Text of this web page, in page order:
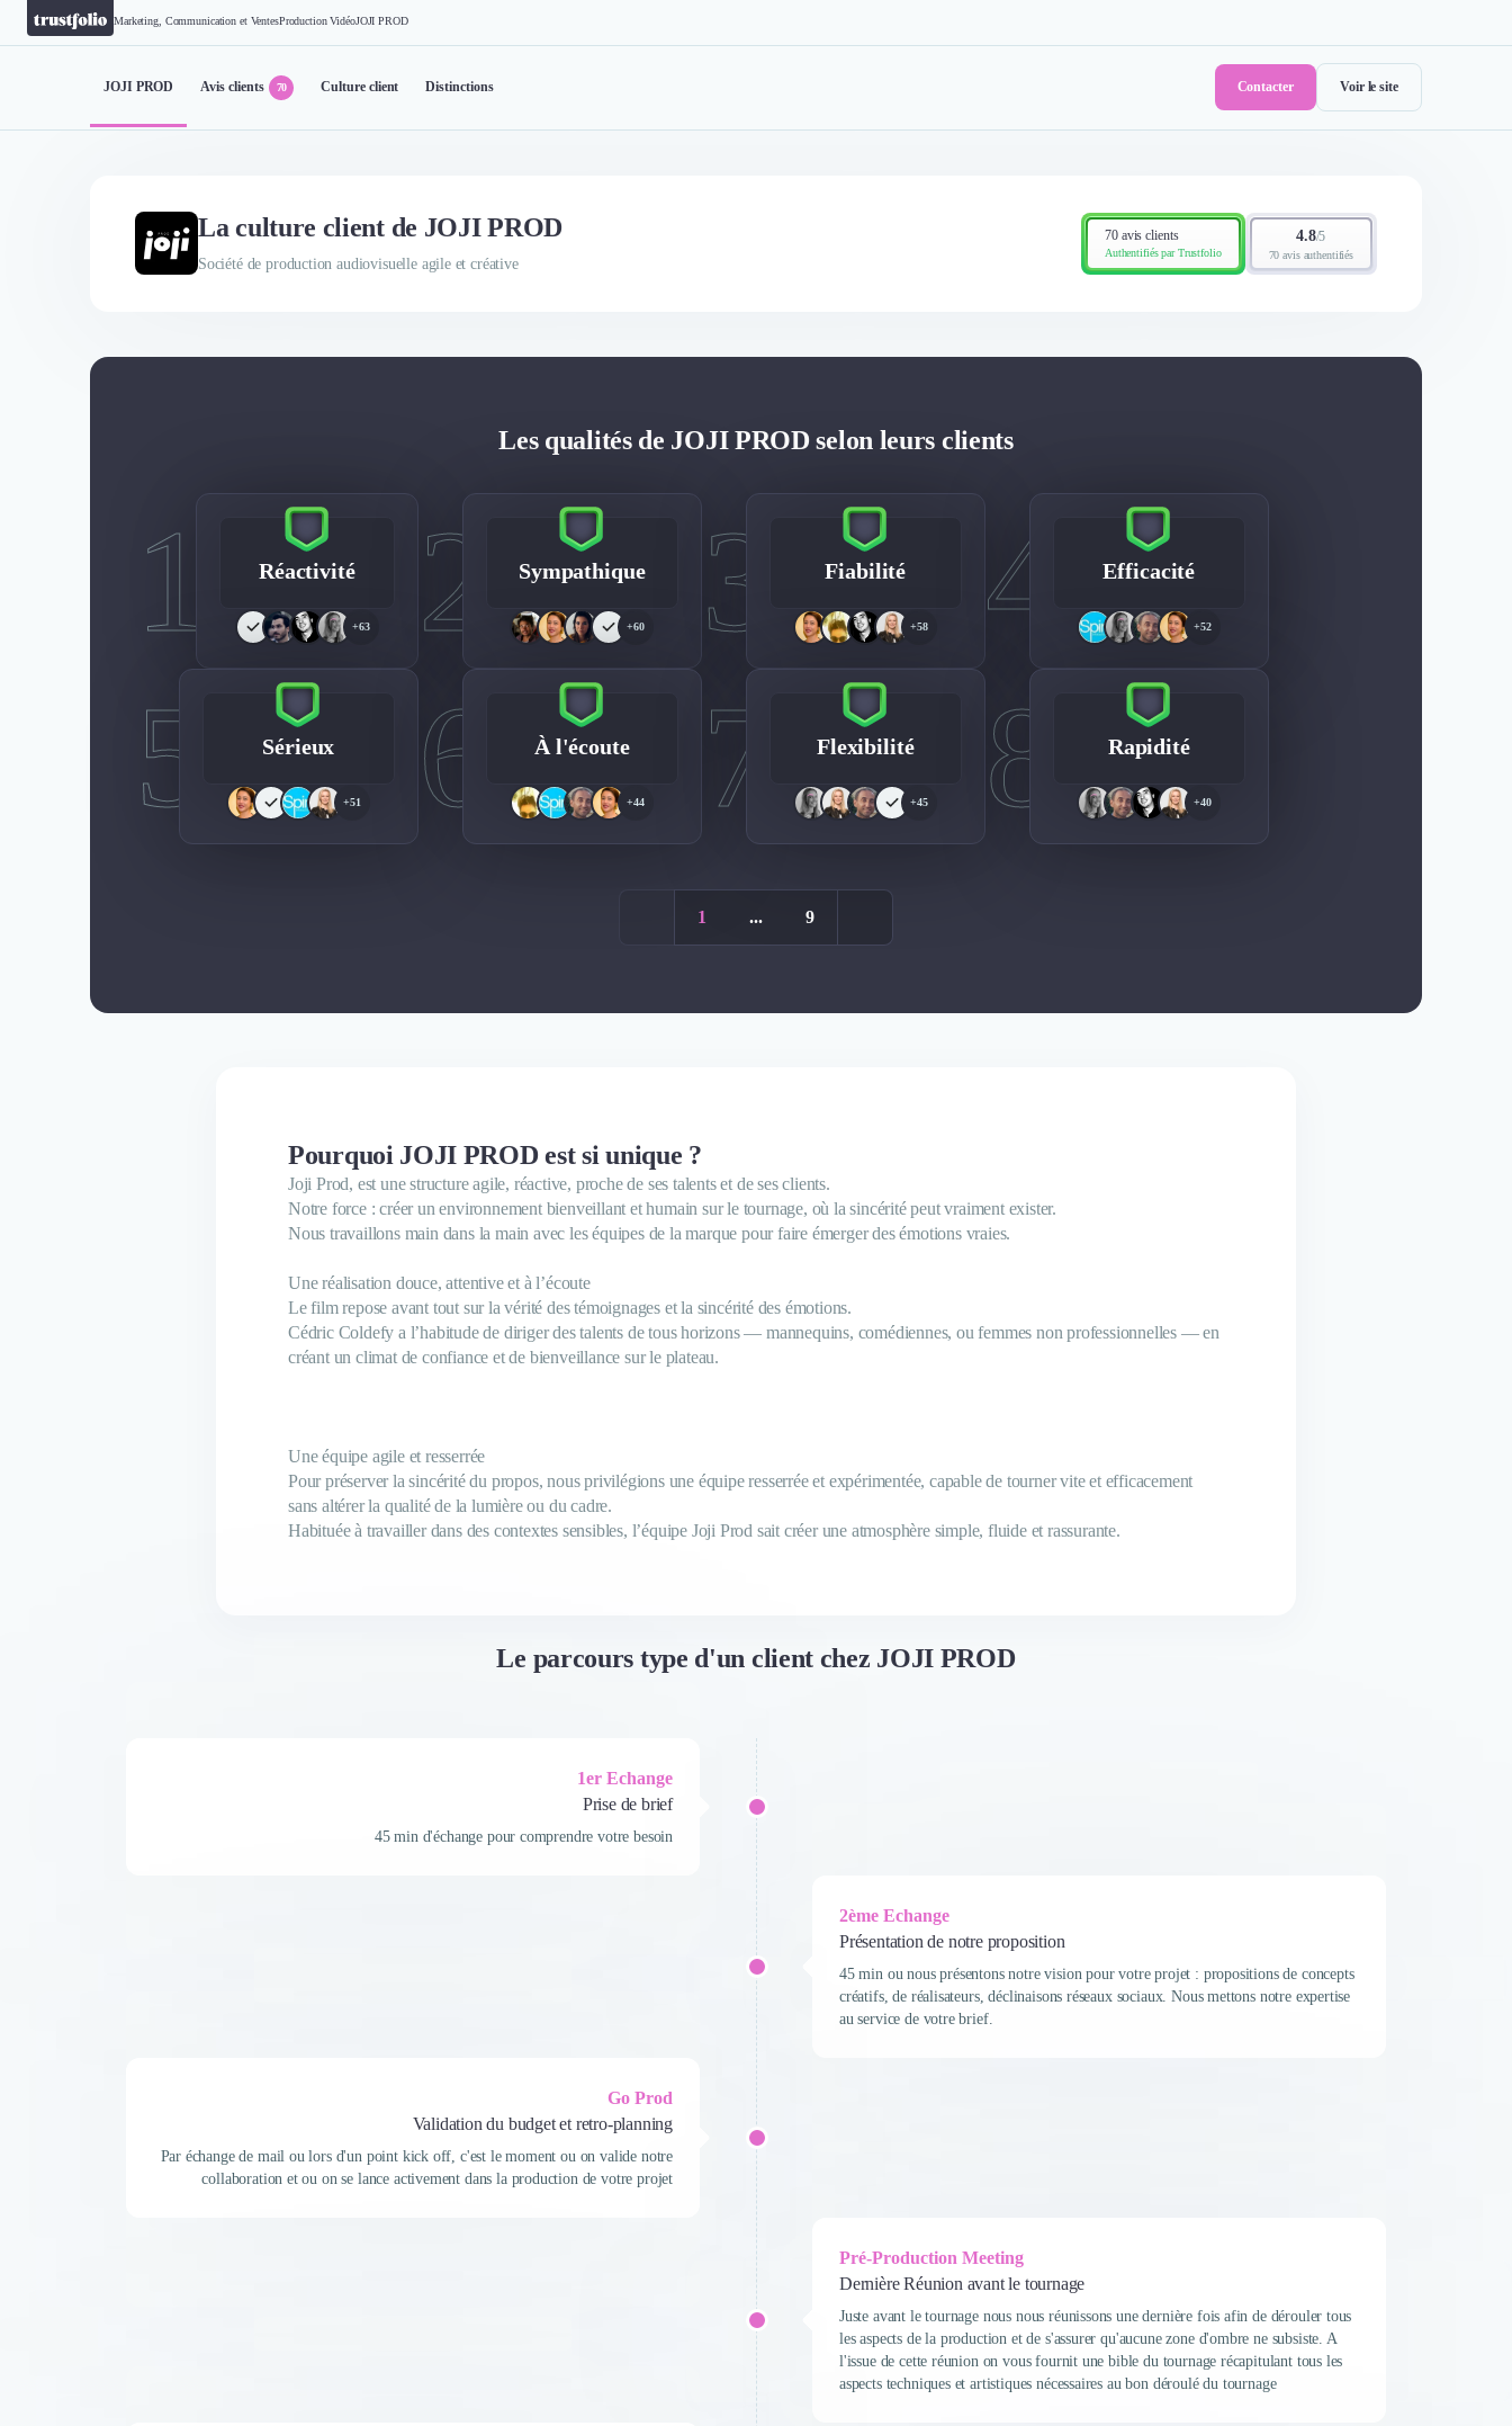
Marketing, Communication et VentesProduction VidéoJOJI PROD
Contacter Voir le site
JOJI PROD Avis clients 70 Culture client Distinctions
La culture client de JOJI PROD
Société de production audiovisuelle agile et créative
70 avis clients
Authentifiés par Trustfolio
4.8/5
70 avis authentifiés
Les qualités de JOJI PROD selon leurs clients
1 Réactivité
+63 2 Sympathique
+60 3 Fiabilité
+58 4 Efficacité
+52
5 Sérieux
+51 6 À l'écoute
+44 7 Flexibilité
+45 8 Rapidité
+40
1 ... 9
Pourquoi JOJI PROD est si unique ?
Joji Prod, est une structure agile, réactive, proche de ses talents et de ses clients.
Notre force : créer un environnement bienveillant et humain sur le tournage, où la sincérité peut vraiment exister.
Nous travaillons main dans la main avec les équipes de la marque pour faire émerger des émotions vraies.
Une réalisation douce, attentive et à l’écoute
Le film repose avant tout sur la vérité des témoignages et la sincérité des émotions.
Cédric Coldefy a l’habitude de diriger des talents de tous horizons — mannequins, comédiennes, ou femmes non professionnelles — en
créant un climat de confiance et de bienveillance sur le plateau.
Une équipe agile et resserrée
Pour préserver la sincérité du propos, nous privilégions une équipe resserrée et expérimentée, capable de tourner vite et efficacement
sans altérer la qualité de la lumière ou du cadre.
Le parcours type d'un client chez JOJI PROD
1er Echange
Prise de brief
45 min d'échange pour comprendre votre besoin
2ème Echange
Présentation de notre proposition
45 min ou nous présentons notre vision pour votre projet : propositions de concepts
créatifs, de réalisateurs, déclinaisons réseaux sociaux. Nous mettons notre expertise
au service de votre brief.
Go Prod
Validation du budget et retro-planning
Par échange de mail ou lors d'un point kick off, c'est le moment ou on valide notre
collaboration et ou on se lance activement dans la production de votre projet
Pré-Production Meeting
Dernière Réunion avant le tournage
Juste avant le tournage nous nous réunissons une dernière fois afin de dérouler tous
les aspects de la production et de s'assurer qu'aucune zone d'ombre ne subsiste. A
l'issue de cette réunion on vous fournit une bible du tournage récapitulant tous les
aspects techniques et artistiques nécessaires au bon déroulé du tournage